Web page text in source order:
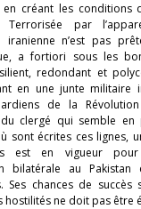
créant les conditions
Terrorisée par
iranienne n’est pas
a fortiori sous les
redondant et
en une junte militaire
de la Révolution
clergé qui semble en
sont écrites ces lignes,
est en vigueur
bilatérale au Pakistan
Ses chances de
hostilités ne doit pas être